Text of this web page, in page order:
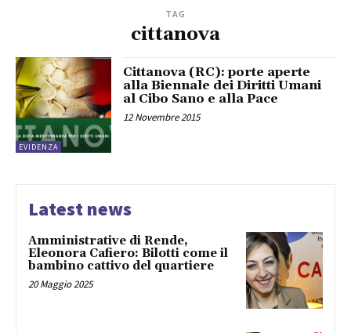
TAG
cittanova
EVIDENZA
Cittanova (RC): porte aperte
alla Biennale dei Diritti Umani
al Cibo Sano e alla Pace
12 Novembre 2015
Latest news
Amministrative di Rende,
Eleonora Cafiero: Bilotti come il
bambino cattivo del quartiere
20 Maggio 2025